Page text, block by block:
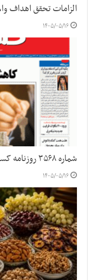
الزامات تحقق اهداف
۱۴۰۵/۰۵/۱۶
شماره ۳۵۶۸ روزنامه کسب و کار
۱۴۰۵/۰۵/۱۶